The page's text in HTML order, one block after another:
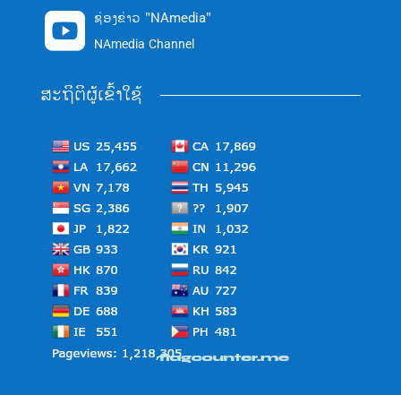
 ຊ່ອງຂ່າວ "NAmedia"
NAmedia Channel
ສະຖິຕິຜູ້ເຂົ້າໃຊ້